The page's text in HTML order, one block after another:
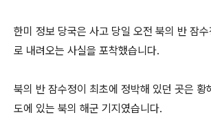
한미 정보 당국은 사고 당일 오전 북의 반 잠
로 내려오는 사실을 포착했습니다.
북의 반 잠수정이 최초에 정박해 있던 곳은 황
도에 있는 북의 해군 기지였습니다.